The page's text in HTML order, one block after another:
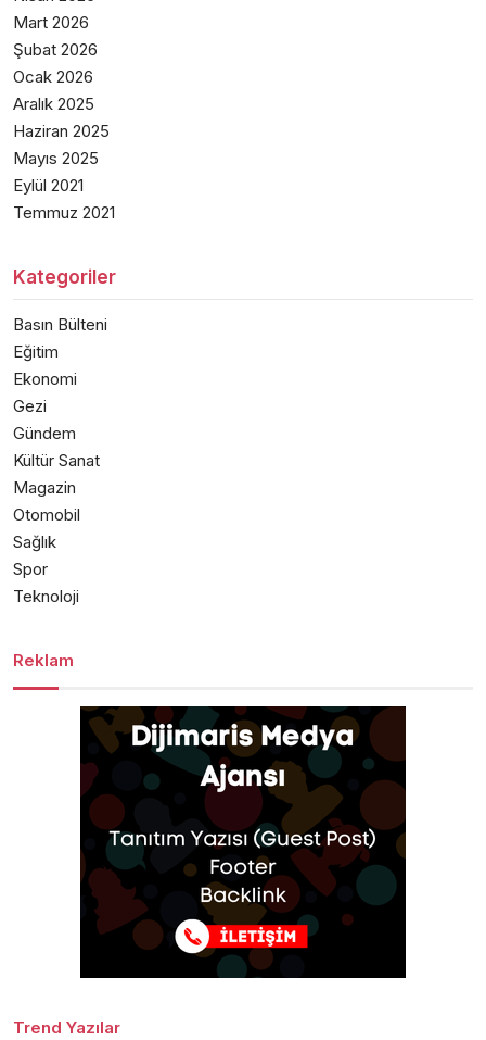
Mart 2026
Şubat 2026
Ocak 2026
Aralık 2025
Haziran 2025
Mayıs 2025
Eylül 2021
Temmuz 2021
Kategoriler
Basın Bülteni
Eğitim
Ekonomi
Gezi
Gündem
Kültür Sanat
Magazin
Otomobil
Sağlık
Spor
Teknoloji
Reklam
Trend Yazılar